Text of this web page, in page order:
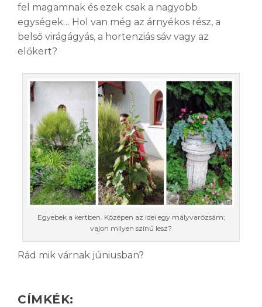
fel magamnak és ezek csak a nagyobb
egységek… Hol van még az árnyékos rész, a
belső virágágyás, a hortenziás sáv vagy az
előkert?
Egyebek a kertben. Középen az idei egy mályvarózsám;
vajon milyen színű lesz?
Rád mik várnak júniusban?
CÍMKÉK: